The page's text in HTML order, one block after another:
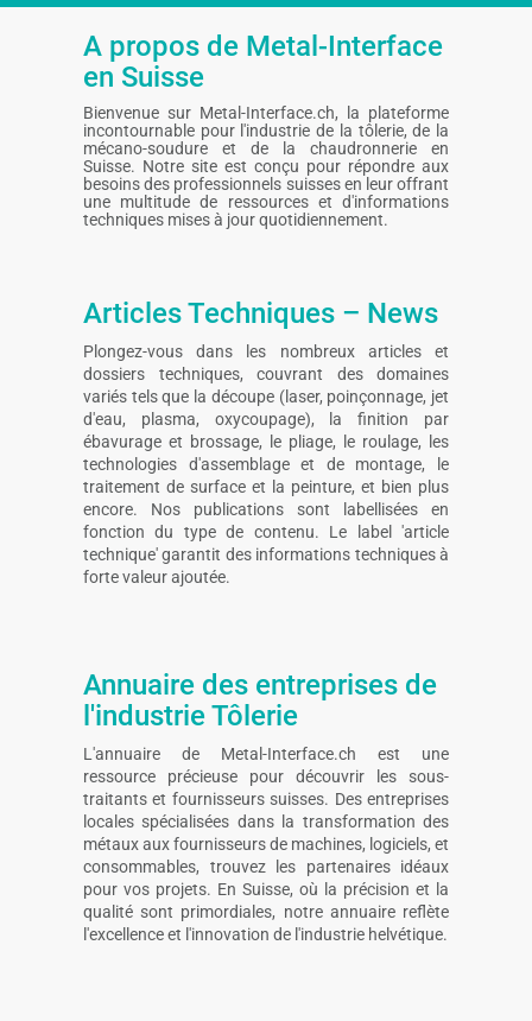
A propos de Metal-Interface
en Suisse
Bienvenue sur Metal-Interface.ch, la plateforme
incontournable pour l'industrie de la tôlerie, de la
mécano-soudure et de la chaudronnerie en
Suisse. Notre site est conçu pour répondre aux
besoins des professionnels suisses en leur offrant
une multitude de ressources et d'informations
techniques mises à jour quotidiennement.
Articles Techniques – News
Plongez-vous dans les nombreux articles et
dossiers techniques, couvrant des domaines
variés tels que la découpe (laser, poinçonnage, jet
d'eau, plasma, oxycoupage), la finition par
ébavurage et brossage, le pliage, le roulage, les
technologies d'assemblage et de montage, le
traitement de surface et la peinture, et bien plus
encore. Nos publications sont labellisées en
fonction du type de contenu. Le label 'article
technique' garantit des informations techniques à
forte valeur ajoutée.
Annuaire des entreprises de
l'industrie Tôlerie
L'annuaire de Metal-Interface.ch est une
ressource précieuse pour découvrir les sous-
traitants et fournisseurs suisses. Des entreprises
locales spécialisées dans la transformation des
métaux aux fournisseurs de machines, logiciels, et
consommables, trouvez les partenaires idéaux
pour vos projets. En Suisse, où la précision et la
qualité sont primordiales, notre annuaire reflète
l'excellence et l'innovation de l'industrie helvétique.